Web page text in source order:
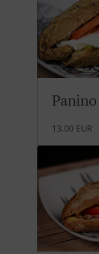
13.00 EUR